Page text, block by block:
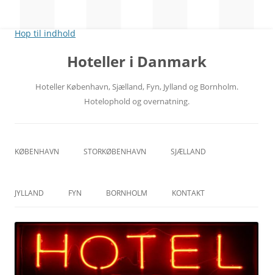
Hop til indhold
Hoteller i Danmark
Hoteller København, Sjælland, Fyn, Jylland og Bornholm.
Hotelophold og overnatning.
KØBENHAVN
CITY
RÅDHUSPLADSEN
HOVEDBANEGÅRDEN
STORKØBENHAVN SJÆLLAND
NORDSJÆLLAND
MIDTSJÆLLAND
VESTSJÆLLAND
JYLLAND
ÅRHUS
ÅLBORG
FYN
ODENSE
BORNHOLM KONTAKT